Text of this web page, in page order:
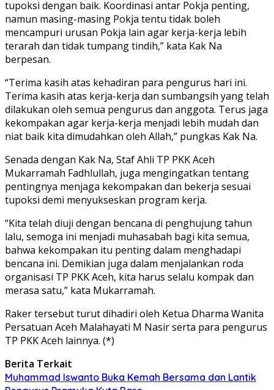
tupoksi dengan baik. Koordinasi antar Pokja penting,
namun masing-masing Pokja tentu tidak boleh
mencampuri urusan Pokja lain agar kerja-kerja lebih
terarah dan tidak tumpang tindih,” kata Kak Na
berpesan.
“Terima kasih atas kehadiran para pengurus hari ini.
Terima kasih atas kerja-kerja dan sumbangsih yang telah
dilakukan oleh semua pengurus dan anggota. Terus jaga
kekompakan agar kerja-kerja menjadi lebih mudah dan
niat baik kita dimudahkan oleh Allah,” pungkas Kak Na.
Senada dengan Kak Na, Staf Ahli TP PKK Aceh
Mukarramah Fadhlullah, juga mengingatkan tentang
pentingnya menjaga kekompakan dan bekerja sesuai
tupoksi demi menyukseskan program kerja.
“Kita telah diuji dengan bencana di penghujung tahun
lalu, semoga ini menjadi muhasabah bagi kita semua,
bahwa kekompakan itu penting dalam menghadapi
bencana ini. Demikian juga dalam menjalankan roda
organisasi TP PKK Aceh, kita harus selalu kompak dan
merasa satu,” kata Mukarramah.
Raker tersebut turut dihadiri oleh Ketua Dharma Wanita
Persatuan Aceh Malahayati M Nasir serta para pengurus
TP PKK Aceh lainnya. (*)
Berita Terkait
Muhammad Iswanto Buka Kemah Bersama dan Lantik